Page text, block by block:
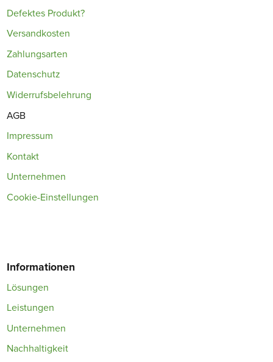
Defektes Produkt?
Versandkosten
Zahlungsarten
Datenschutz
Widerrufsbelehrung
AGB
Impressum
Kontakt
Unternehmen
Cookie-Einstellungen
Informationen
Lösungen
Leistungen
Unternehmen
Nachhaltigkeit